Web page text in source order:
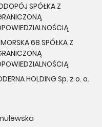
SPÓŁKA Z
68 SPÓŁKA Z
HOLDING Sp. z o. o.